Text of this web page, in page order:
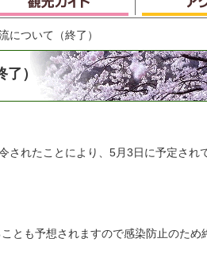
ついて（終了）
）
れたことにより、5月3日に予定され
予想されますので感染防止のため終